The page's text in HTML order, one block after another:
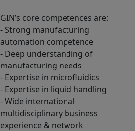
GIN’s core competences are:
- Strong manufacturing
automation competence
- Deep understanding of
manufacturing needs
- Expertise in microfluidics
- Expertise in liquid handling
- Wide international
multidisciplinary business
experience & network